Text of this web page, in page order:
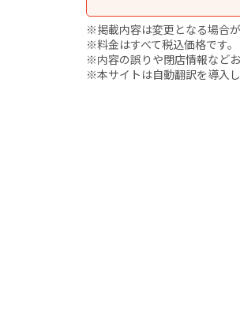
※掲載内容は変更となる場合
※料金はすべて税込価格です。
※内容の誤りや閉店情報など
※本サイトは自動翻訳を導入